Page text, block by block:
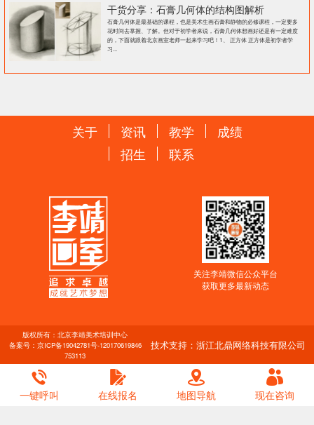
干货分享：石膏几何体的结构图解析
石膏几何体是最基础的课程，也是美术生画石膏和静物的必修课程，一定要多
花时间去掌握、了解。但对于初学者来说，石膏几何体想画好还是有一定难度
的，下面就跟着北京画室老师一起来学习吧！1、 正方体 正方体是初学者学
习...
一键呼叫 在线报名 地图导航 现在咨询
关于 资讯 教学
成绩
招生
联系
关注李靖微信公众平台
获取更多最新动态
版权所有：北京李靖美术培训中心
备案号： 京ICP备19042781号-120170619846
753113
技术支持：浙江北鼎网络科技有限公司